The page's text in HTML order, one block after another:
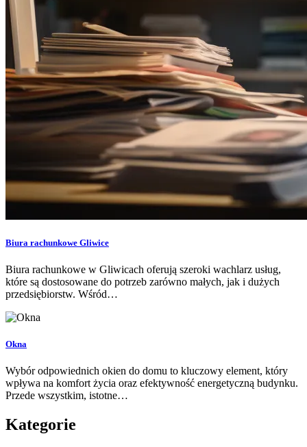
Biura rachunkowe Gliwice
Biura rachunkowe w Gliwicach oferują szeroki wachlarz usług,
które są dostosowane do potrzeb zarówno małych, jak i dużych
przedsiębiorstw. Wśród…
Okna
Wybór odpowiednich okien do domu to kluczowy element, który
wpływa na komfort życia oraz efektywność energetyczną budynku.
Przede wszystkim, istotne…
Kategorie